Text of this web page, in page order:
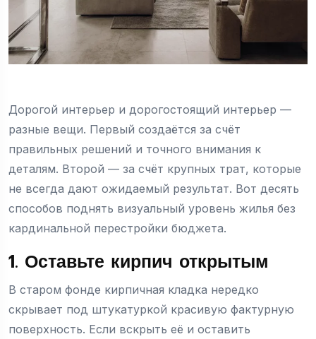
Дорогой интерьер и дорогостоящий интерьер —
разные вещи. Первый создаётся за счёт
правильных решений и точного внимания к
деталям. Второй — за счёт крупных трат, которые
не всегда дают ожидаемый результат. Вот десять
способов поднять визуальный уровень жилья без
кардинальной перестройки бюджета.
1. Оставьте кирпич открытым
В старом фонде кирпичная кладка нередко
скрывает под штукатуркой красивую фактурную
поверхность. Если вскрыть её и оставить